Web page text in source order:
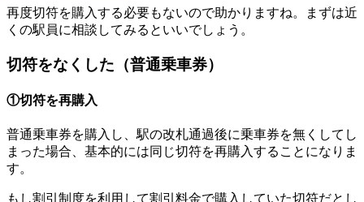
再度切符を購入する必要もないので助かりますね。まずは近
くの駅員に相談してみるといいでしょう。
切符をなくした（普通乗車券）
①切符を再購入
普通乗車券を購入し、駅の改札通過後に乗車券を無くしてし
まった場合、基本的には同じ切符を再購入することになりま
す。
もし割引制度を利用して割引料金で購入していた切符だとし